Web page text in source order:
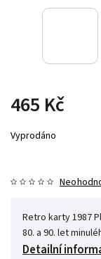
465 Kč
Vyprodáno
Retro karty 1987
80. a 90. let
Detailní